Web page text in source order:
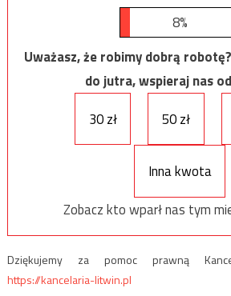
8%
Uważasz, że robimy dobrą
do jutra, wspieraj nas
30 zł
50 zł
Inna kwota
Zobacz kto wparł nas tym
Dziękujemy za pomoc prawną
https://kancelaria-litwin.pl